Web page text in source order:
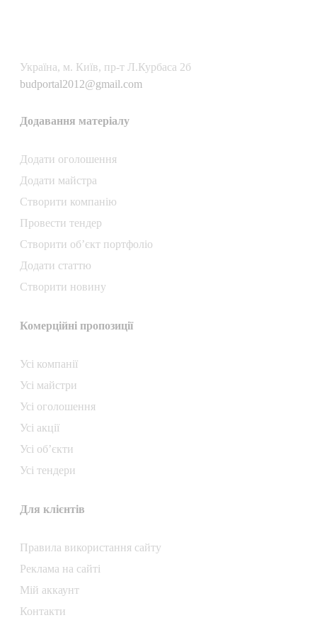
Українa, м. Київ, пр-т Л.Курбаса 2б
budportal2012@gmail.com
Додавання матеріалу
Додати oголошення
Додати майстра
Створити компанiю
Провести тендер
Створити об’єкт портфоліо
Додати статтю
Створити новину
Комерційні пропозиції
Усі компанії
Усі майстри
Усі оголошення
Усі акції
Усі об’єкти
Усі тендери
Для клієнтів
Правила використання сайту
Реклама на сайті
Мій аккаунт
Контакти